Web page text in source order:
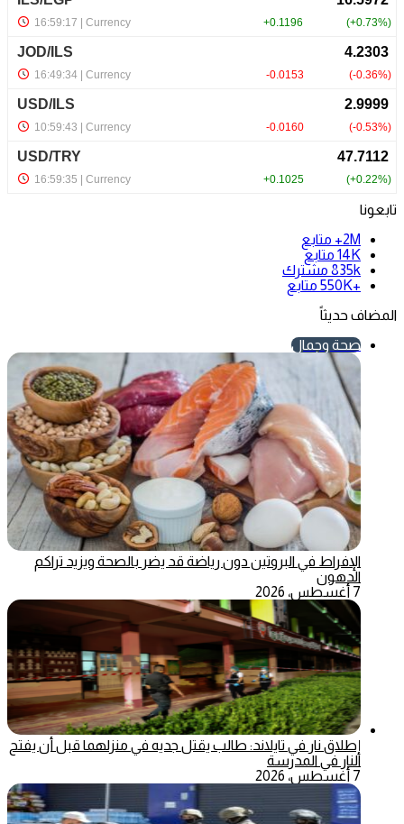
تابعونا
2M+
متابع
14K متابع
835k مشترك
+550K
متابع
المضاف حديثاً
صحة وجمال
الإفراط في البروتين دون رياضة قد يضر بالصحة ويزيد تراكم
الدهون
7 أغسطس، 2026
إطلاق نار في تايلاند: طالب يقتل جديه في منزلهما قبل أن يفتح
النار في المدرسة
7 أغسطس، 2026